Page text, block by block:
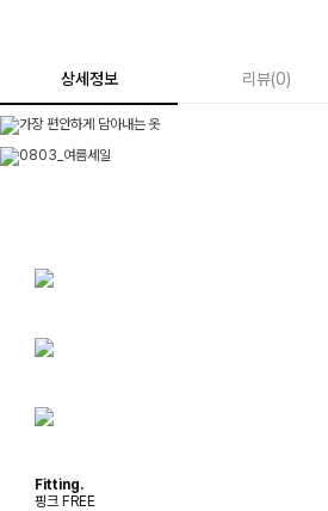
상세정보 리뷰(0)
Fitting.
핑크 FREE